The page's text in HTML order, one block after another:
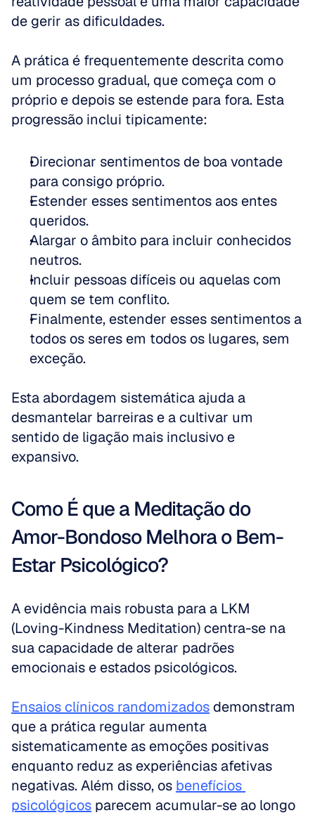
de gerir as dificuldades.
A prática é frequentemente descrita como
um processo gradual, que começa com o
próprio e depois se estende para fora. Esta
progressão inclui tipicamente:
Direcionar sentimentos de boa vontade
para consigo próprio.
Estender esses sentimentos aos entes
queridos.
Alargar o âmbito para incluir conhecidos
neutros.
Incluir pessoas difíceis ou aquelas com
quem se tem conflito.
Finalmente, estender esses sentimentos a
todos os seres em todos os lugares, sem
exceção.
Esta abordagem sistemática ajuda a
desmantelar barreiras e a cultivar um
sentido de ligação mais inclusivo e
expansivo.
Como É que a Meditação do
Amor-Bondoso Melhora o Bem-
Estar Psicológico?
A evidência mais robusta para a LKM
(Loving-Kindness Meditation) centra-se na
sua capacidade de alterar padrões
emocionais e estados psicológicos.
Ensaios clínicos randomizados demonstram
que a prática regular aumenta
sistematicamente as emoções positivas
enquanto reduz as experiências afetivas
negativas. Além disso, os benefícios
psicológicos parecem acumular-se ao longo